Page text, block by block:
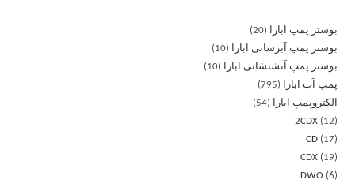
بوستر پمپ ابارا
20
بوستر پمپ آبرسانی ابارا
10
بوستر پمپ آتشنشانی ابارا
10
پمپ آب ابارا
795
الکتروپمپ ابارا
54
2CDX
12
CD
17
CDX
19
DWO
6